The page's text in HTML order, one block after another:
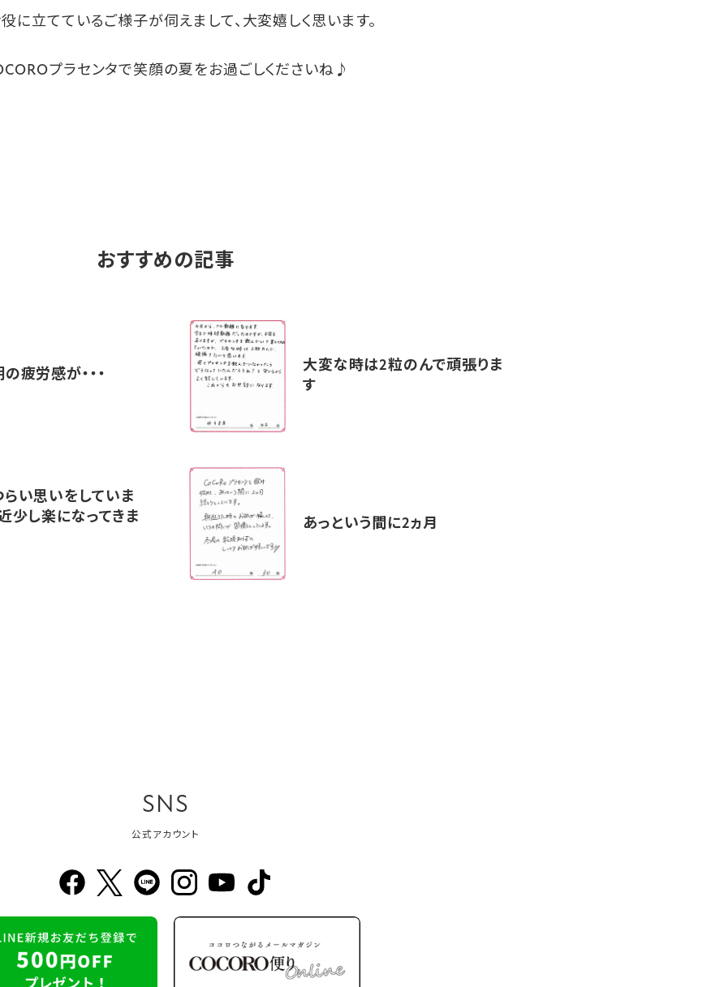
に立てているご様子が伺えまして、大変嬉しく思います。
プラセンタで笑顔の夏をお過ごしくださいね♪
おすすめの記事
疲労感が・・・
大変な時は2粒のんで頑張りま
す
い思いをしていま
少し楽になってきま
あっという間に2ヵ月
SNS
公式アカウント